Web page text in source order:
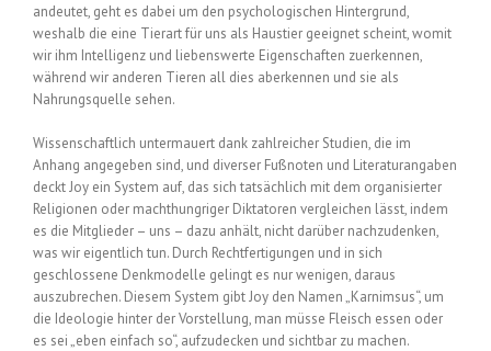
andeutet, geht es dabei um den psychologischen Hintergrund,
weshalb die eine Tierart für uns als Haustier geeignet scheint, womit
wir ihm Intelligenz und liebenswerte Eigenschaften zuerkennen,
während wir anderen Tieren all dies aberkennen und sie als
Nahrungsquelle sehen.
Wissenschaftlich untermauert dank zahlreicher Studien, die im
Anhang angegeben sind, und diverser Fußnoten und Literaturangaben
deckt Joy ein System auf, das sich tatsächlich mit dem organisierter
Religionen oder machthungriger Diktatoren vergleichen lässt, indem
es die Mitglieder – uns – dazu anhält, nicht darüber nachzudenken,
was wir eigentlich tun. Durch Rechtfertigungen und in sich
geschlossene Denkmodelle gelingt es nur wenigen, daraus
auszubrechen. Diesem System gibt Joy den Namen „Karnimsus“, um
die Ideologie hinter der Vorstellung, man müsse Fleisch essen oder
es sei „eben einfach so“, aufzudecken und sichtbar zu machen.